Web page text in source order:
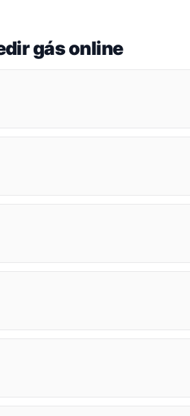
gás online